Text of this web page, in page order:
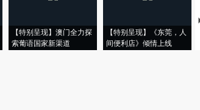
【特别呈现】澳门全力探
索葡语国家新渠道
【特别呈现】《东莞，人
间便利店》倾情上线